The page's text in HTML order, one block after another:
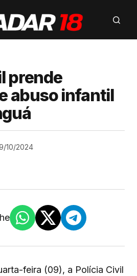
prende
abuso infantil
10/2024
feira (09), a Polícia Civil